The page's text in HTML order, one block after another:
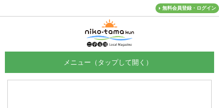
無料会員登録・ログイン
メニュー